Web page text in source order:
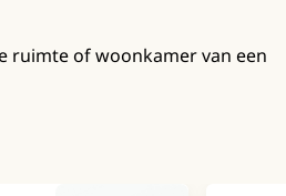
ruimte of woonkamer van een